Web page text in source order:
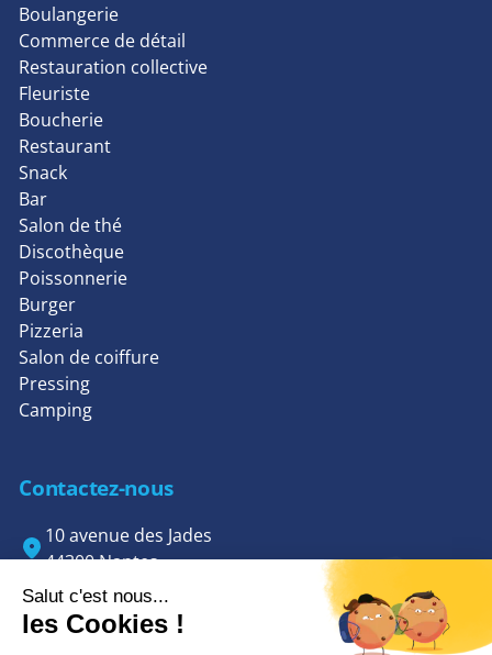
Boulangerie
Commerce de détail
Restauration collective
Fleuriste
Boucherie
Restaurant
Snack
Bar
Salon de thé
Discothèque
Poissonnerie
Burger
Pizzeria
Salon de coiffure
Pressing
Camping
Contactez-nous
10 avenue des Jades
44300 Nantes
02 85 85 70 42
contact@dgsys.fr
Lundi - Samedi : 9h - 19h